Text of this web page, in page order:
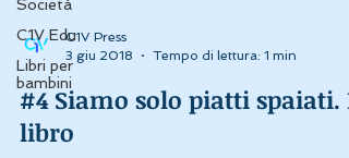
Società
C1V Edu
Libri per
bambini
C1V Press
3 giu 2018
Tempo di lettura: 1 min
#4 Siamo solo piatti spaiati. Il
libro